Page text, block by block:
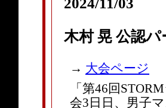
2024/11/03
木村 晃 公認
→ 大会ページ
「 第46回
会3日日、男子